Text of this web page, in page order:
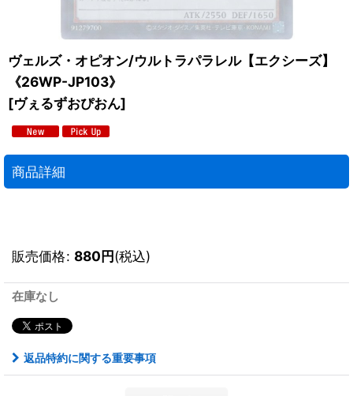
ヴェルズ・オピオン/ウルトラパラレル【エクシーズ】
《26WP-JP103》
[ヴぇるずおぴおん]
商品詳細
販売価格: 880円(税込)
在庫なし
返品特約に関する重要事項